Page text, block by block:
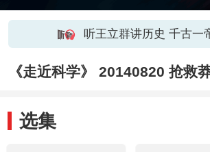
听王立群讲历史 千古一
《走近科学》 20140820 抢救
选集